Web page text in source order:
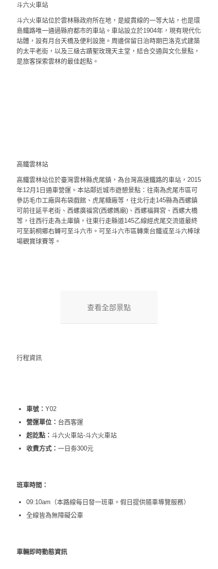
斗六火車站
斗六火車站位於雲林縣政府所在地，是縱貫線的一等大站，也是環
島鐵路唯一通過縣府都市的車站。車站設立於1904年，現有現代化
站體，設有月台天橋及便利設施。周邊保留日治時期巴洛克式建築
的太平老街，以及三級古蹟聖玫瑰天主堂，結合交通與文化景點，
是旅客探索雲林的最佳起點。
高鐵雲林站
高鐵雲林站位於臺灣雲林縣虎尾鎮，為台灣高速鐵路的車站，2015
年12月1日通車營運。本站鄰近城市遊憩景點：往南為虎尾市區可
參訪毛巾工廠與布袋戲館、虎尾糖廠等，往北行走145縣為西螺鎮
可前往延平老街、西螺廣福宮(西螺媽廟)、西螺福興宮、西螺大橋
等，往西行走為土庫鎮，往東行走縣道145乙線經虎尾交流道最終
可至莿桐鄉右轉可至斗六市。可至斗六市區轉乘台鐵或至斗六棒球
場觀賞球賽等。
查看全部景點
行程資訊
車號： Y02
營運單位： 台西客運
起訖點： 斗六火車站-斗六火車站
收費方式： 一日劵300元
班車時間：
09:10am（本路線每日發一班車。假日提供隨車導覽服務）
全線皆為無障礙公車
車輛即時動態資訊